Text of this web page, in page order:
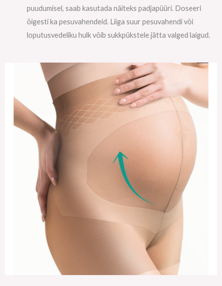
puudumisel, saab kasutada näiteks padjapüüri. Doseeri
õigesti ka pesuvahendeid. Liiga suur pesuvahendi või
loputusvedeliku hulk võib sukkpükstele jätta valged laigud.